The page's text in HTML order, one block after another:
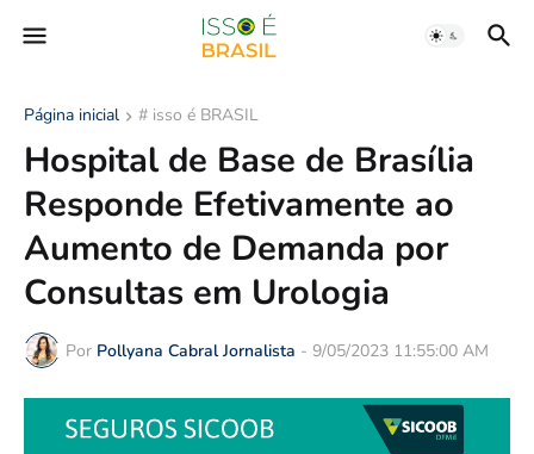
Página inicial # isso é BRASIL
Hospital de Base de Brasília
Responde Efetivamente ao
Aumento de Demanda por
Consultas em Urologia
Por Pollyana Cabral Jornalista - 9/05/2023 11:55:00 AM